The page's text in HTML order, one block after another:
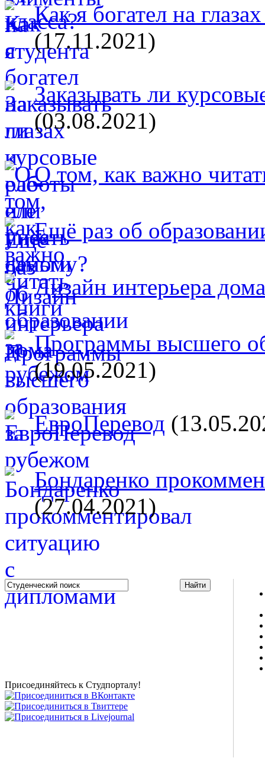
Как я богател на
(17.11.2021)
Заказывать ли
(03.08.2021)
О том, как важно
Ещё раз об
Дизайн интерьера дома
Программы высшего
(19.05.2021)
ЕвроПеревод
Бондаренко
(27.04.2021)
Studportal.net.ua - неофициальный студенческий сайт
Присоединяйтесь к Студпорталу!